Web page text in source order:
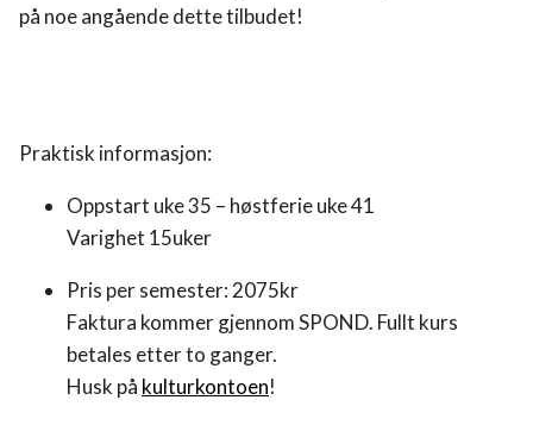
på noe angående dette tilbudet!
Praktisk informasjon:
Oppstart uke 35 – høstferie uke 41
Varighet 15uker
Pris per semester: 2075kr
Faktura kommer gjennom SPOND. Fullt kurs
betales etter to ganger.
Husk på kulturkontoen!